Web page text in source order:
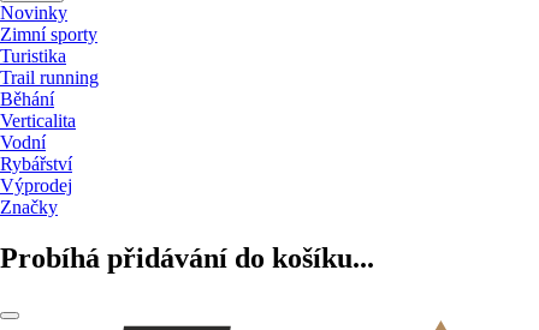
Novinky
Zimní sporty
Turistika
Trail running
Běhání
Verticalita
Vodní
Rybářství
Výprodej
Značky
Probíhá přidávání do košíku...